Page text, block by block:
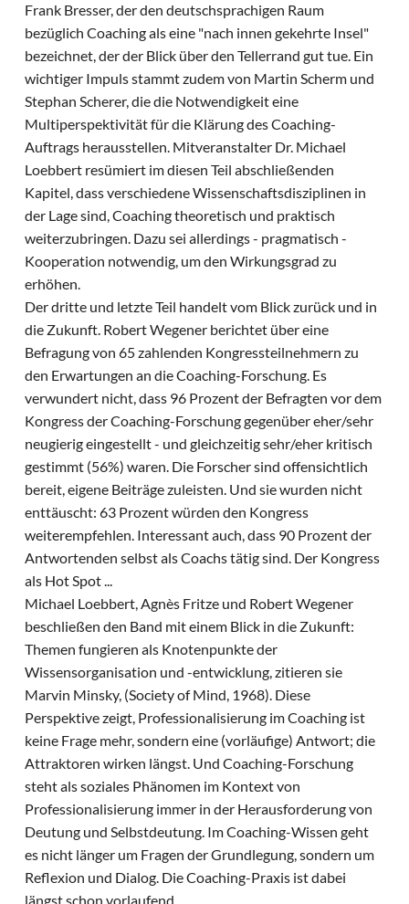
Frank Bresser, der den deutschsprachigen Raum
bezüglich Coaching als eine "nach innen gekehrte Insel"
bezeichnet, der der Blick über den Tellerrand gut tue. Ein
wichtiger Impuls stammt zudem von Martin Scherm und
Stephan Scherer, die die Notwendigkeit eine
Multiperspektivität für die Klärung des Coaching-
Auftrags herausstellen. Mitveranstalter Dr. Michael
Loebbert resümiert im diesen Teil abschließenden
Kapitel, dass verschiedene Wissenschaftsdisziplinen in
der Lage sind, Coaching theoretisch und praktisch
weiterzubringen. Dazu sei allerdings - pragmatisch -
Kooperation notwendig, um den Wirkungsgrad zu
erhöhen.
Der dritte und letzte Teil handelt vom Blick zurück und in
die Zukunft. Robert Wegener berichtet über eine
Befragung von 65 zahlenden Kongressteilnehmern zu
den Erwartungen an die Coaching-Forschung. Es
verwundert nicht, dass 96 Prozent der Befragten vor dem
Kongress der Coaching-Forschung gegenüber eher/sehr
neugierig eingestellt - und gleichzeitig sehr/eher kritisch
gestimmt (56%) waren. Die Forscher sind offensichtlich
bereit, eigene Beiträge zuleisten. Und sie wurden nicht
enttäuscht: 63 Prozent würden den Kongress
weiterempfehlen. Interessant auch, dass 90 Prozent der
Antwortenden selbst als Coachs tätig sind. Der Kongress
als Hot Spot ...
Michael Loebbert, Agnès Fritze und Robert Wegener
beschließen den Band mit einem Blick in die Zukunft:
Themen fungieren als Knotenpunkte der
Wissensorganisation und -entwicklung, zitieren sie
Marvin Minsky, (Society of Mind, 1968). Diese
Perspektive zeigt, Professionalisierung im Coaching ist
keine Frage mehr, sondern eine (vorläufige) Antwort; die
Attraktoren wirken längst. Und Coaching-Forschung
steht als soziales Phänomen im Kontext von
Professionalisierung immer in der Herausforderung von
Deutung und Selbstdeutung. Im Coaching-Wissen geht
es nicht länger um Fragen der Grundlegung, sondern um
Reflexion und Dialog. Die Coaching-Praxis ist dabei
längst schon vorlaufend.